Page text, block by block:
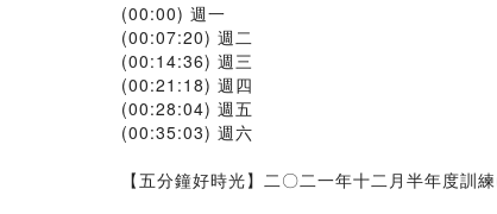
(00:00) 週一
(00:07:20) 週二
(00:14:36) 週三
(00:21:18) 週四
(00:28:04) 週五
(00:35:03) 週六
【五分鐘好時光】二〇二一年十二月半年度訓